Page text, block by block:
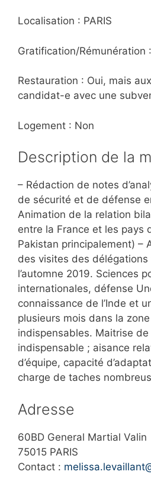
Localisation : PARIS
Gratification/Rémunération
Restauration : Oui, mais
candidat-e avec une
Logement : Non
Description de la
– Rédaction de notes
de sécurité et de défense
Animation de la relation
entre la France et les pays
Pakistan principalement) –
des visites des
l’automne 2019. Sciences
internationales, défense
connaissance de l’Inde et
plusieurs mois dans la
indispensables. Maitrise de
indispensable ; aisance
d’équipe, capacité
charge de taches
Adresse
60BD General Martial Valin
75015 PARIS
Contact :